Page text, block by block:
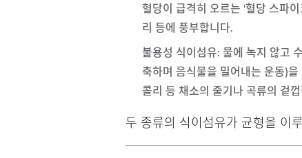
혈당이 급격히 오르는 '혈당 스파
리 등에 풍부합니다.
불용성 식이섬유: 물에 녹지 않고
축하며 음식물을 밀어내는 운동)
콜리 등 채소의 줄기나 곡류의 겉
두 종류의 식이섬유가 균형을 이